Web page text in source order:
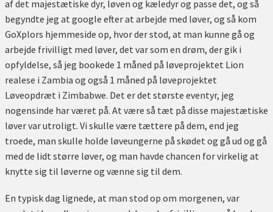
af det majestætiske dyr, løven og kæledyr og passe det, og så
begyndte jeg at google efter at arbejde med løver, og så kom
GoXplors hjemmeside op, hvor der stod, at man kunne gå og
arbejde frivilligt med løver, det var som en drøm, der gik i
opfyldelse, så jeg bookede 1 måned på løveprojektet Lion
realese i Zambia og også 1 måned på løveprojektet
Løveopdræt i Zimbabwe. Det er det største eventyr, jeg
nogensinde har været på. At være så tæt på disse majestætiske
løver var utroligt. Vi skulle være tættere på dem, end jeg
troede, man skulle holde løveungerne på skødet og gå ud og gå
med de lidt større løver, og man havde chancen for virkelig at
knytte sig til løverne og vænne sig til dem.
En typisk dag lignede, at man stod op om morgenen, var